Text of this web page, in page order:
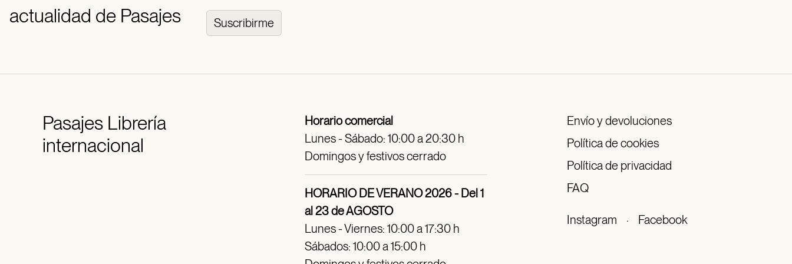
actualidad de Pasajes Suscribirme
PasajesLibrería
internacional
Horario comercial
Lunes - Sábado: 10:00 a 20:30 h
Domingos y festivos cerrado
HORARIO DE VERANO 2026 - Del 1
al 23 de AGOSTO
Lunes - Viernes: 10:00 a 17:30 h
Sábados: 10:00 a 15:00 h
Envío y devoluciones
Política de cookies
Política de privacidad
FAQ
Instagram · Facebook